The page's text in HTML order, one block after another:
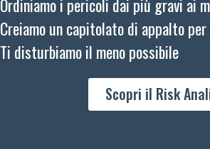
Ordiniamo i pericoli dai più gravi ai
Creiamo un capitolato di appalto
Ti disturbiamo il meno possibile
Scopri il Risk